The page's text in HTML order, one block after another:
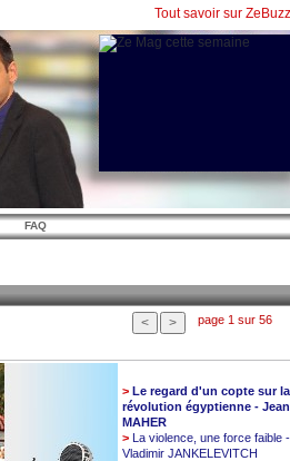
Tout savoir sur
FAQ
page 1 sur 56
> Le regard d'un copte sur la
révolution égyptienne - Jean
MAHER
> La violence, une force faible -
Vladimir JANKELEVITCH